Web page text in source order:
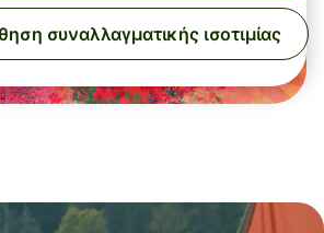
συναλλαγματικής ισοτιμίας